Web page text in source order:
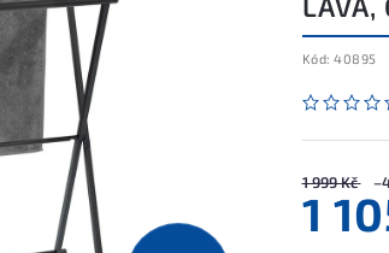
LAVA,
Kód: 40895
1 999 Kč
1